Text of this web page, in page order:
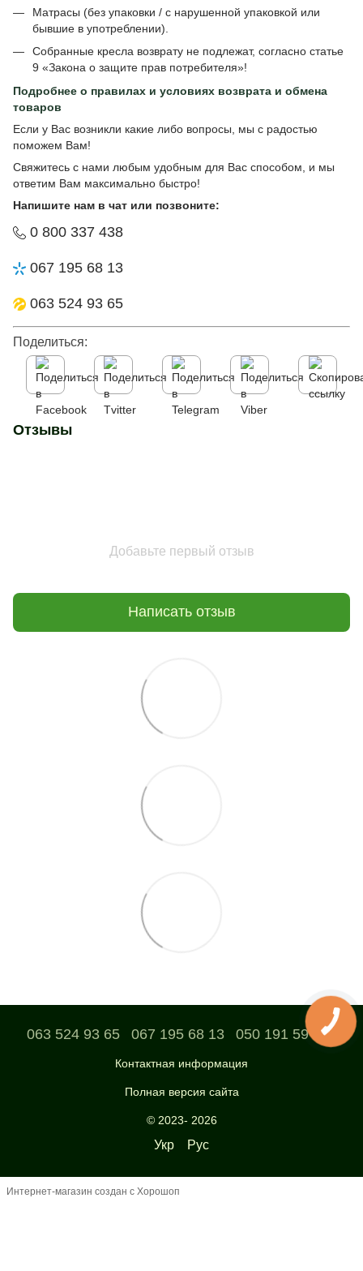
Матрасы (без упаковки / с нарушенной упаковкой или
бывшие в употреблении).
Собранные кресла возврату не подлежат, согласно статье
9 «Закона о защите прав потребителя»!
Подробнее о правилах и условиях возврата и обмена
товаров
Если у Вас возникли какие либо вопросы, мы с радостью
поможем Вам!
Свяжитесь с нами любым удобным для Вас способом, и мы
ответим Вам максимально быстро!
Напишите нам в чат или позвоните:
0 800 337 438
067 195 68 13
063 524 93 65
Поделиться:
Отзывы
Добавьте первый отзыв
Написать отзыв
063 524 93 65 067 195 68 13 050 191 59 04
Контактная информация
Полная версия сайта
© 2023- 2026
Укр Рус
Интернет-магазин создан с Хорошоп